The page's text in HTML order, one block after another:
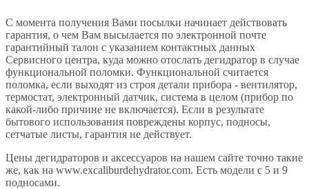
С момента получения Вами посылки начинает действовать
гарантия, о чем Вам высылается по электронной почте
гарантийный талон с указанием контактных данных
Сервисного центра, куда можно отослать дегидратор в случае
функциональной поломки. Функциональной считается
поломка, если выходят из строя детали прибора - вентилятор,
термостат, электронный датчик, система в целом (прибор по
какой-либо причине не включается). Если в результате
бытового использования повреждены корпус, подносы,
сетчатые листы, гарантия не действует.
Цены дегидраторов и аксессуаров на нашем сайте точно такие
же, как на www.excaliburdehydrator.com. Есть модели с 5 и 9
подносами.